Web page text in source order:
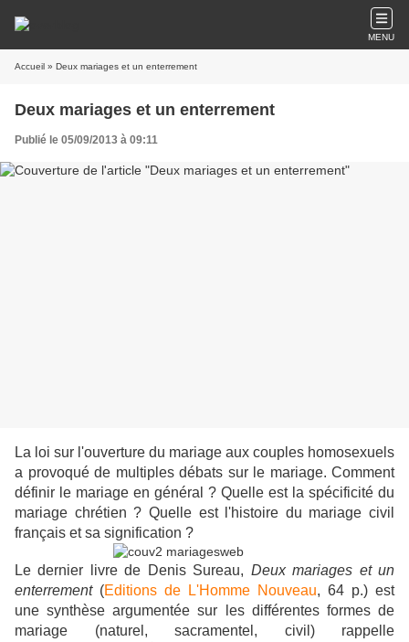
MENU
Accueil » Deux mariages et un enterrement
Deux mariages et un enterrement
Publié le 05/09/2013 à 09:11
La loi sur l'ouverture du mariage aux couples homosexuels
a provoqué de multiples débats sur le mariage. Comment
définir le mariage en général ? Quelle est la spécificité du
mariage chrétien ? Quelle est l'histoire du mariage civil
français et sa signification ?
Le dernier livre de Denis Sureau, Deux mariages et un
enterrement(Editions de L'Homme Nouveau, 64 p.) est
unesynthèse argumentée sur les différentes formes de
mariage (naturel, sacramentel, civil) rappelle